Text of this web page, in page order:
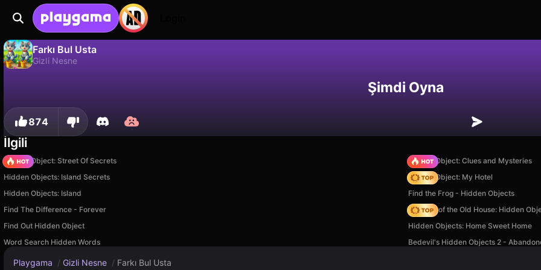
Farkı Bul Usta
Gizli Nesne
Şimdi Oyna
874
İlgili
Hidden Object: Street Of Secrets
Hidden Object: Clues and Mysteries
Hidden Objects: Island Secrets
Hidden Object: My Hotel
Hidden Objects: Island
Find the Frog - Hidden Objects
Find The Difference - Forever
Mystery of the Old House: Hidden
Find Out Hidden Object
Hidden Objects: Home Sweet Home
Word Search Hidden Words
Bedevil's Hidden Objects 2 -
Playgama / Gizli Nesne / Farkı Bul Usta